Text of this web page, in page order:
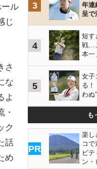
ル
じ
さ
な
よ
・
ク
話
め
3
年連
呈で
4
短す
戦…
本一
5
女子
る！
わぬ
も
PR
楽し
コ
ビ
ン・